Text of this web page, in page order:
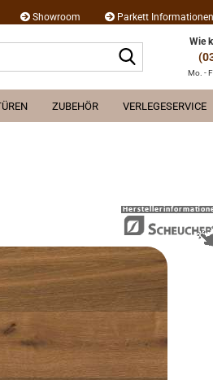
Showroom Parkett Informationen
Wie
Mo. -
ZUBEHÖR VERLEGESERVICE